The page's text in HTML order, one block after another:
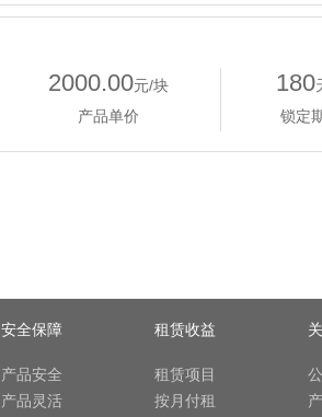
2000.00元/块
产品单价
180
锁定
安全保障
产品安全
产品灵活
租赁收益
租赁项目
按月付租